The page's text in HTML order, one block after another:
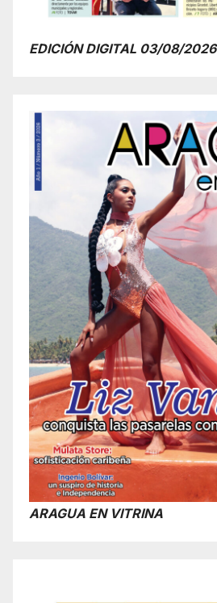
EDICIÓN DIGITAL 03/08/2026
ARAGUA EN VITRINA